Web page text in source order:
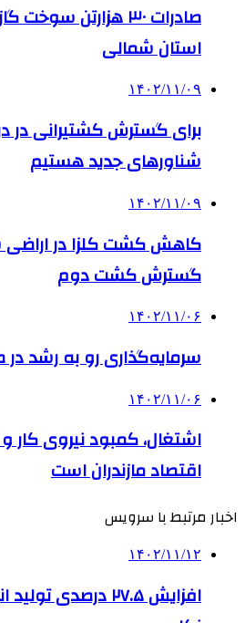
صادرات ۳۰ هزارتن
استان شمالی
۱۴۰۲/۱۱/۰۹
برای گسترش کشتیرانی در
شناورهای جدید هستیم
۱۴۰۲/۱۱/۰۹
کاهش کشت کلزا در اراضی
گسترش کشت دوم
۱۴۰۲/۱۱/۰۶
سرمایه‌گذاری رو به رشد در
۱۴۰۲/۱۱/۰۶
اشتغال، کمبود نیروی
اقتصاد مازندران است
اخبار مرتبط با سرویس
۱۴۰۲/۱۱/۱۲
افزایش ۲۷.۵ درصدی